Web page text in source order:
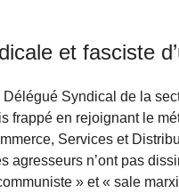
et fasciste
Syndical de la
frappé en rejoignant le
Services et
agresseurs n’ont pas
» et « sale